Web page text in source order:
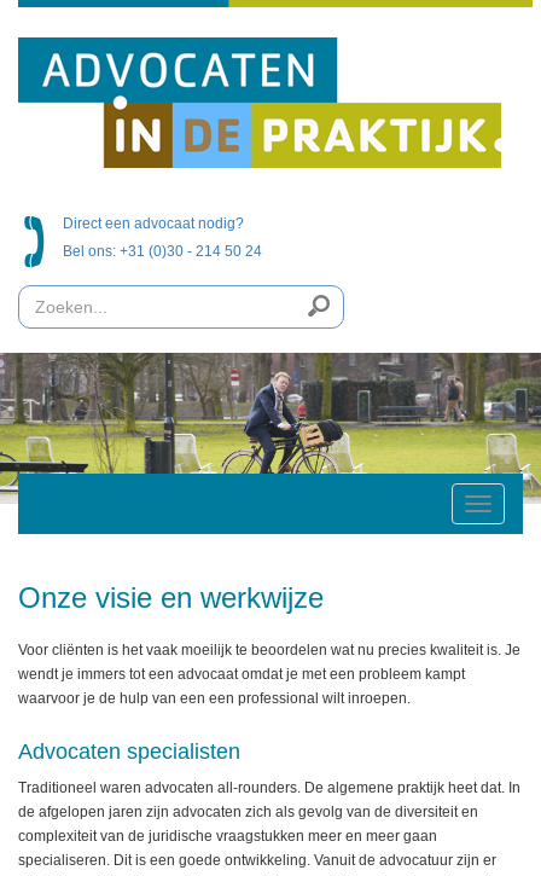
Direct een advocaat nodig?
Bel ons: +31 (0)30 - 214 50 24
Toggle
Onze visie en werkwijze
Voor cliënten is het vaak moeilijk te beoordelen wat nu precies kwaliteit is. Je
wendt je immers tot een advocaat omdat je met een probleem kampt
waarvoor je de hulp van een een professional wilt inroepen.
Advocaten specialisten
Traditioneel waren advocaten all-rounders. De algemene praktijk heet dat. In
de afgelopen jaren zijn advocaten zich als gevolg van de diversiteit en
complexiteit van de juridische vraagstukken meer en meer gaan
specialiseren. Dit is een goede ontwikkeling. Vanuit de advocatuur zijn er